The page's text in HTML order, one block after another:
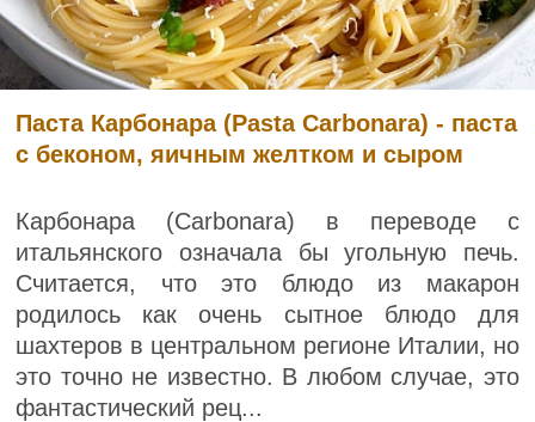
Паста Карбонара (Pasta Carbonara) - паста
с беконом, яичным желтком и сыром
Карбонара (Carbonara) в переводе с
итальянского означала бы угольную печь.
Считается, что это блюдо из макарон
родилось как очень сытное блюдо для
шахтеров в центральном регионе Италии, но
это точно не известно. В любом случае, это
фантастический рец...